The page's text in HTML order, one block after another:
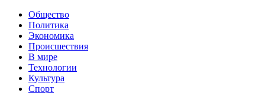
Общество
Политика
Экономика
Происшествия
В мире
Технологии
Культура
Спорт